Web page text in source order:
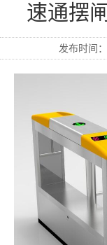
速通摆
发布时间